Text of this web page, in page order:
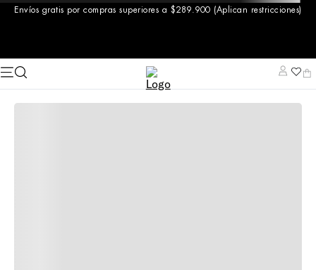
Envíos gratis por compras superiores a $289.900 (Aplican restricciones)